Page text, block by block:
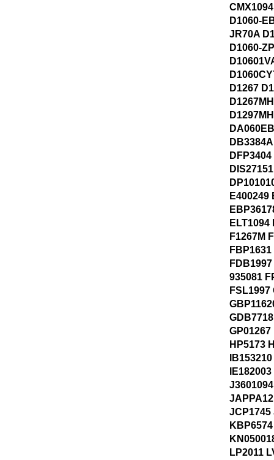
D1060-
JR70A
D1060-
D1267
E400249
ELT1094
F1267M
935081
FSL1997
HP5173
JCP1745
LP2011